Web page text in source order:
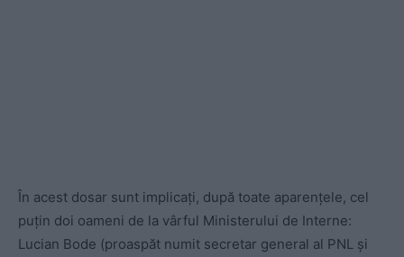
În acest dosar sunt implicați, după toate aparențele, cel
puțin doi oameni de la vârful Ministerului de Interne:
Lucian Bode (proaspăt numit secretar general al PNL și